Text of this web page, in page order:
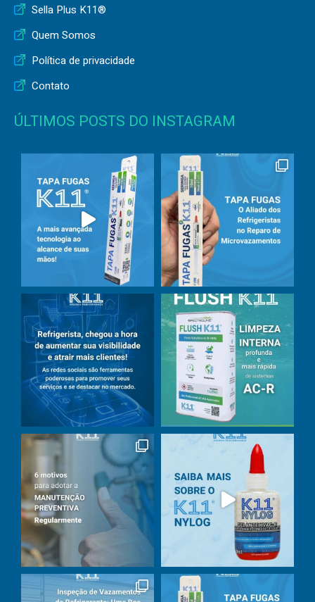
Sella Plus K11®
Quem Somos
Política de privacidade
Contato
ÚLTIMOS POSTS DO INSTAGRAM